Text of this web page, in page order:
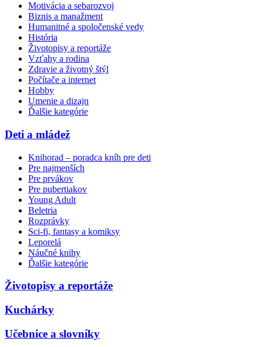
Motivácia a sebarozvoj
Biznis a manažment
Humanitné a spoločenské vedy
História
Životopisy a reportáže
Vzťahy a rodina
Zdravie a životný štýl
Počítače a internet
Hobby
Umenie a dizajn
Ďalšie kategórie
Deti a mládež
Knihorad – poradca kníh pre deti
Pre najmenších
Pre prvákov
Pre pubertiakov
Young Adult
Beletria
Rozprávky
Sci-fi, fantasy a komiksy
Leporelá
Náučné knihy
Ďalšie kategórie
Životopisy a reportáže
Kuchárky
Učebnice a slovníky